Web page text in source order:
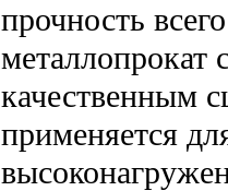
прочность
металлопрокат
качественным
применяется